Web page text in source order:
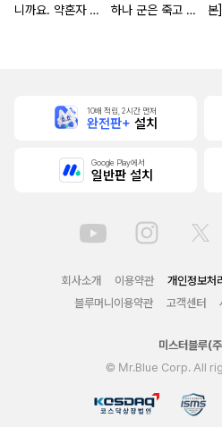
니까요. 약혼자 방
하나 군은 죽고 싶
본]
10배 적립, 2시간 먼저
완전판+ 설치
Google Play에서
일반판 설치
회사소개 이용약관 개인정보처
블루머니이용약관
고객센터
미스터블루(
© Mr.Blue Corp. All